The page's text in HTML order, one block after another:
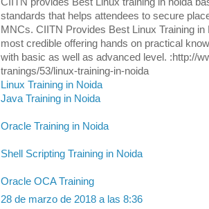
standards that helps attendees to secure
MNCs. CIITN Provides Best Linux Training
most credible offering hands on practical
with basic as well as advanced level. :http://
tranings/53/linux-training-in-noida
Linux Training in Noida
Java Training in Noida
Oracle Training in Noida
Shell Scripting Training in Noida
Oracle OCA Training
28 de marzo de 2018 a las 8:36